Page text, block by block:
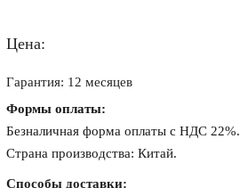
Цена:
Гарантия: 12 месяцев
Формы оплаты:
Безналичная форма оплаты с НДС 22%.
Страна производства: Китай.
Способы доставки: